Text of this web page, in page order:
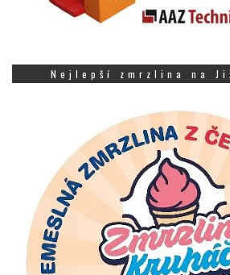
Nejlepší zmrzlina na